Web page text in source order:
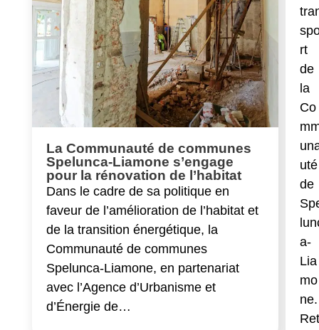
La Communauté de communes
Spelunca-Liamone s’engage
pour la rénovation de l’habitat
Dans le cadre de sa politique en
faveur de l’amélioration de l’habitat et
de la transition énergétique, la
Communauté de communes
Spelunca-Liamone, en partenariat
avec l’Agence d’Urbanisme et
d’Énergie de…
rt
de
la
Co
uté
de
a-
Lia
mo
ne.